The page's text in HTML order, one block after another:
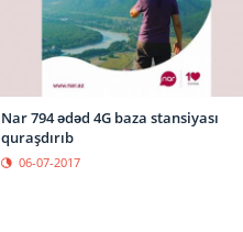
Nar 794 ədəd 4G baza stansiyası
quraşdırıb
06-07-2017